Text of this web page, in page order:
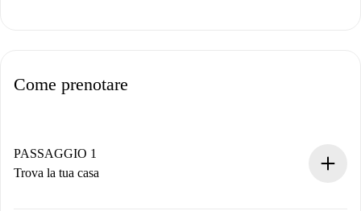
Come prenotare
PASSAGGIO 1
Trova la tua casa